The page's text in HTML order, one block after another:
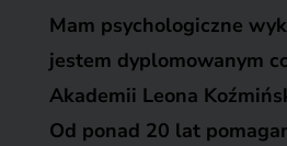
Mam psychologiczne
jestem dyplomowanym
Akademii Leona
Od ponad 20 lat